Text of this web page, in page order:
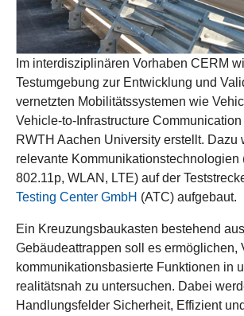
Im interdisziplinären Vorhaben CERM
Testumgebung zur Entwicklung und
vernetzten Mobilitätssystemen wie
Vehicle-to-Infrastructure
RWTH Aachen University erstellt. Dazu
relevante Kommunikationstechnologien
802.11p, WLAN, LTE) auf der
Testing Center GmbH (ATC) aufgebaut.
Ein Kreuzungsbaukasten bestehend
Gebäudeattrappen soll es ermöglichen,
kommunikationsbasierte Funktionen in
realitätsnah zu untersuchen. Dabei
Handlungsfelder Sicherheit, Effizient